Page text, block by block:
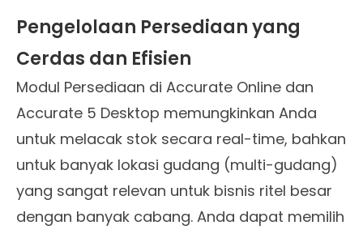
Pengelolaan Persediaan yang
Cerdas dan Efisien
Modul Persediaan di Accurate Online dan
Accurate 5 Desktop memungkinkan Anda
untuk melacak stok secara real-time, bahkan
untuk banyak lokasi gudang (multi-gudang)
yang sangat relevan untuk bisnis ritel besar
dengan banyak cabang. Anda dapat memilih